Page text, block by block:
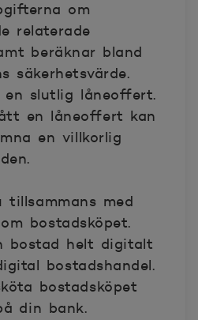
om
relaterade
beräknar bland
säkerhetsvärde.
slutlig låneoffert.
en låneoffert kan
en villkorlig
tillsammans med
bostadsköpet.
bostad helt digitalt
bostadshandel.
bostadsköpet
din bank.